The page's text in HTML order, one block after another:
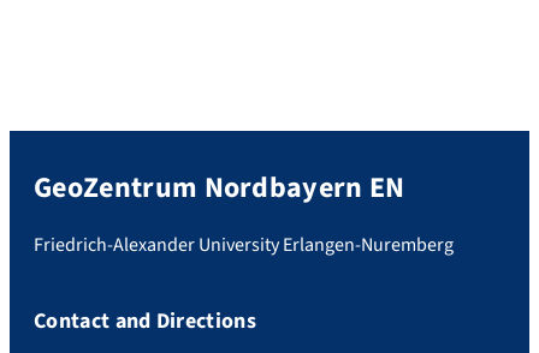
GeoZentrum Nordbayern EN
Friedrich-Alexander University Erlangen-Nuremberg
Contact and Directions